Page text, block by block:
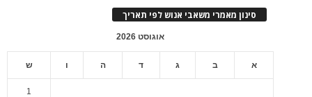
סינון מאמרי משאבי אנוש לפי תאריך
אוגוסט 2026
א ב ג ד ה ו ש
1